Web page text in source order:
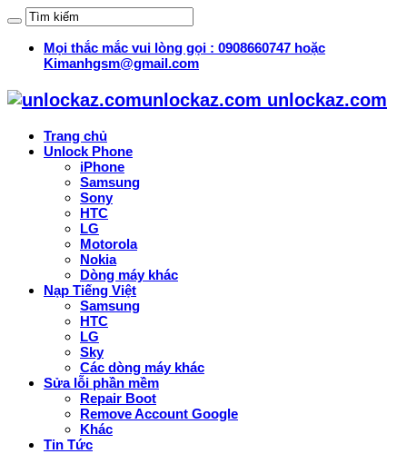
Mọi thắc mắc vui lòng gọi : 0908660747 hoặc
Kimanhgsm@gmail.com
unlockaz.com unlockaz.com
Trang chủ
Unlock Phone
iPhone
Samsung
Sony
HTC
LG
Motorola
Nokia
Dòng máy khác
Nạp Tiếng Việt
Samsung
HTC
LG
Sky
Các dòng máy khác
Sửa lỗi phần mềm
Repair Boot
Remove Account Google
Khác
Tin Tức